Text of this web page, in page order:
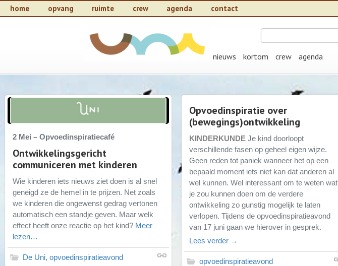
home opvang ruimte crew agenda contact
nieuws kortom crew agenda
2 Mei – Opvoedinspiratiecafé
Ontwikkelingsgericht
communiceren met kinderen
Wie kinderen iets nieuws ziet doen is al snel
geneigd ze de hemel in te prijzen. Net zoals
we kinderen die ongewenst gedrag vertonen
automatisch een standje geven. Maar welk
effect heeft onze reactie op het kind? Meer
lezen…
De Uni, opvoedinspiratieavond
Opvoedinspiratie over
(bewegings)ontwikkeling
KINDERKUNDE Je kind doorloopt
verschillende fasen op geheel eigen wijze.
Geen reden tot paniek wanneer het op een
bepaald moment iets niet kan dat anderen al
wel kunnen. Wel interessant om te weten wat
je zou kunnen doen om de verdere
ontwikkeling zo gunstig mogelijk te laten
verlopen. Tijdens de opvoedinspiratieavond
van 17 juni gaan we hierover in gesprek.
Lees verder →
opvoedinspiratieavond